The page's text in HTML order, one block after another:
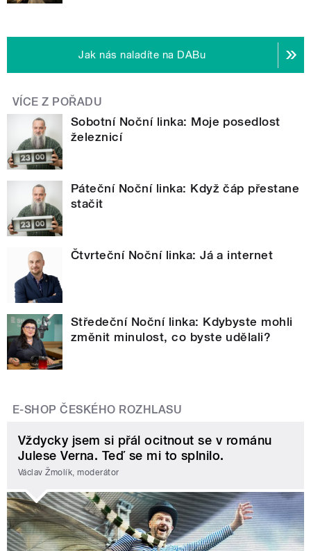
Jak nás naladíte na DABu
VÍCE Z POŘADU
Sobotní Noční linka: Moje posedlost
železnicí
Páteční Noční linka: Když čáp přestane
stačit
Čtvrteční Noční linka: Já a internet
Středeční Noční linka: Kdybyste mohli
změnit minulost, co byste udělali?
E-SHOP ČESKÉHO ROZHLASU
Vždycky jsem si přál ocitnout se v románu
Julese Verna. Teď se mi to splnilo.
Václav Žmolík, moderátor